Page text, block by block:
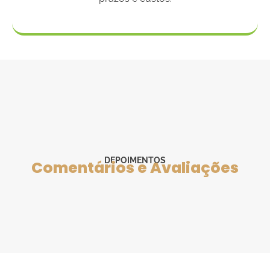
DEPOIMENTOS
Comentários e Avaliações